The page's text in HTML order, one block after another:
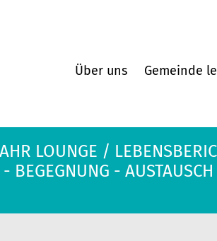
Über uns Gemeinde
LOUNGE /
BEGEGNUNG -